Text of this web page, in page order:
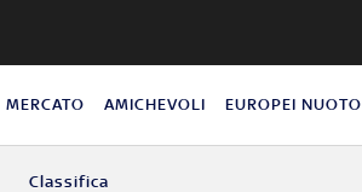
MERCATO AMICHEVOLI EUROPEI NUOTO
Classifica